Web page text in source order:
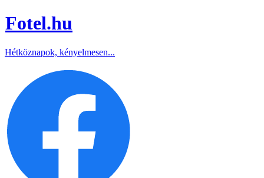
Fotel.hu
Hétköznapok, kényelmesen...